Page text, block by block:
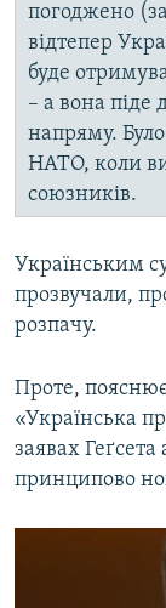
погоджено
відтепер
буде
– а вона піде
напряму.
НАТО, коли
союзників.
Українським
прозвучали,
розпачу.
Проте,
«Українська
заявах
принципово